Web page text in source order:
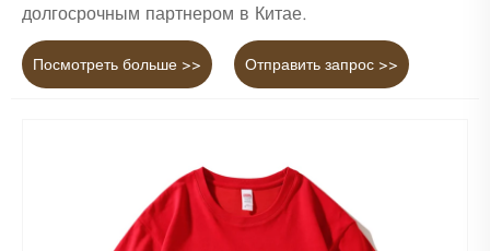
долгосрочным партнером в Китае.
Посмотреть больше >> Отправить запрос >>